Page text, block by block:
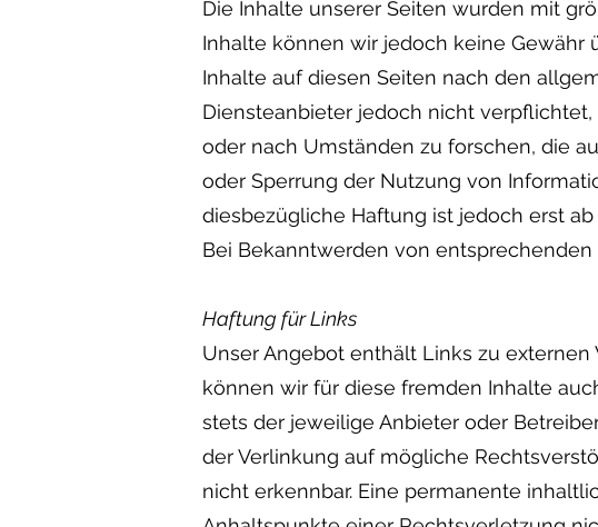
Die Inhalte unserer Seiten wurden mit
Inhalte können wir jedoch keine Gewähr
Inhalte auf diesen Seiten nach den
Diensteanbieter jedoch nicht
oder nach Umständen zu forschen, die
oder Sperrung der Nutzung von
diesbezügliche Haftung ist jedoch erst
Bei Bekanntwerden von
Haftung für Links
Unser Angebot enthält Links zu
können wir für diese fremden Inhalte
stets der jeweilige Anbieter oder
der Verlinkung auf mögliche
nicht erkennbar. Eine permanente